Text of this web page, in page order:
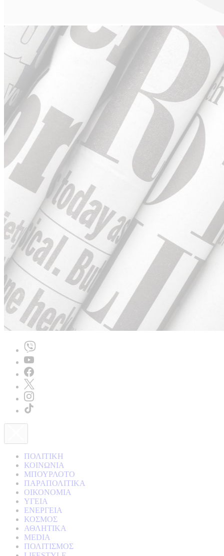
ΠΟΛΙΤΙΚΗ
ΚΟΙΝΩΝΙΑ
ΜΠΟΥΡΛΟΤΟ
ΠΑΡΑΠΟΛΙΤΙΚΑ
ΟΙΚΟΝΟΜΙΑ
ΥΓΕΙΑ
ΕΝΕΡΓΕΙΑ
ΚΟΣΜΟΣ
ΑΘΛΗΤΙΚΑ
MEDIA
ΠΟΛΙΤΙΣΜΟΣ